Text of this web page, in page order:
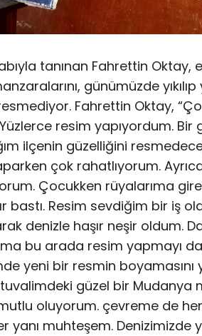
tanınan Fahrettin Oktay,
günümüzde
Fahrettin Oktay,
resim yapıyordum.
ilçenin güzelliğini
çok rahatlıyorum.
Çocukken rüyalarıma
bastı. Resim sevdiğim bir iş
denizle haşır neşir oldum.
bu arada resim yapmayı
yeni bir resmin boyamasını
güzel bir Mudanya
oluyorum. çevreme de
yanı muhteşem. Denizimizde